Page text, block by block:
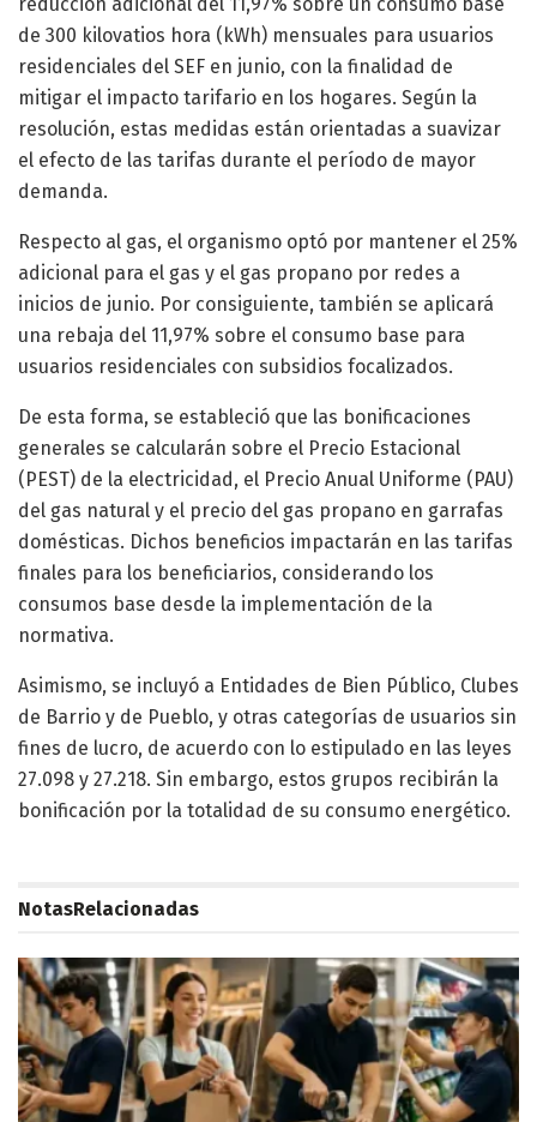
reducción adicional del 11,97% sobre un consumo base
de 300 kilovatios hora (kWh) mensuales para usuarios
residenciales del SEF en junio, con la finalidad de
mitigar el impacto tarifario en los hogares. Según la
resolución, estas medidas están orientadas a suavizar
el efecto de las tarifas durante el período de mayor
demanda.
Respecto al gas, el organismo optó por mantener el 25%
adicional para el gas y el gas propano por redes a
inicios de junio. Por consiguiente, también se aplicará
una rebaja del 11,97% sobre el consumo base para
usuarios residenciales con subsidios focalizados.
De esta forma, se estableció que las bonificaciones
generales se calcularán sobre el Precio Estacional
(PEST) de la electricidad, el Precio Anual Uniforme (PAU)
del gas natural y el precio del gas propano en garrafas
domésticas. Dichos beneficios impactarán en las tarifas
finales para los beneficiarios, considerando los
consumos base desde la implementación de la
normativa.
Asimismo, se incluyó a Entidades de Bien Público, Clubes
de Barrio y de Pueblo, y otras categorías de usuarios sin
fines de lucro, de acuerdo con lo estipulado en las leyes
27.098 y 27.218. Sin embargo, estos grupos recibirán la
bonificación por la totalidad de su consumo energético.
NotasRelacionadas